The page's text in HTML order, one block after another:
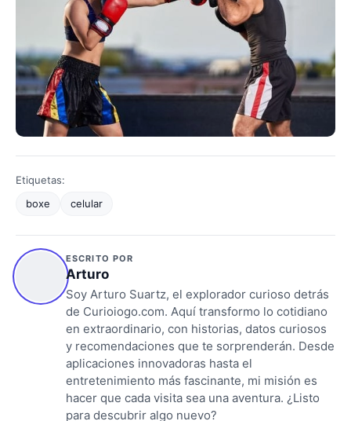
Etiquetas:
boxe
celular
ESCRITO POR
Arturo
Soy Arturo Suartz, el explorador curioso detrás
de Curioiogo.com. Aquí transformo lo cotidiano
en extraordinario, con historias, datos curiosos
y recomendaciones que te sorprenderán. Desde
aplicaciones innovadoras hasta el
entretenimiento más fascinante, mi misión es
hacer que cada visita sea una aventura. ¿Listo
para descubrir algo nuevo?